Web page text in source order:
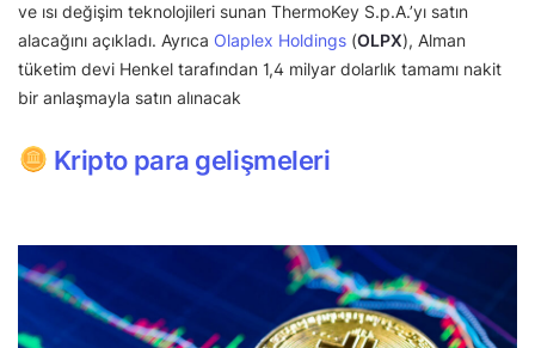
ve ısı değişim teknolojileri sunan ThermoKey S.p.A.’yı satın
alacağını açıkladı. Ayrıca Olaplex Holdings (OLPX), Alman
tüketim devi Henkel tarafından 1,4 milyar dolarlık tamamı nakit
bir anlaşmayla satın alınacak
Kripto para gelişmeleri